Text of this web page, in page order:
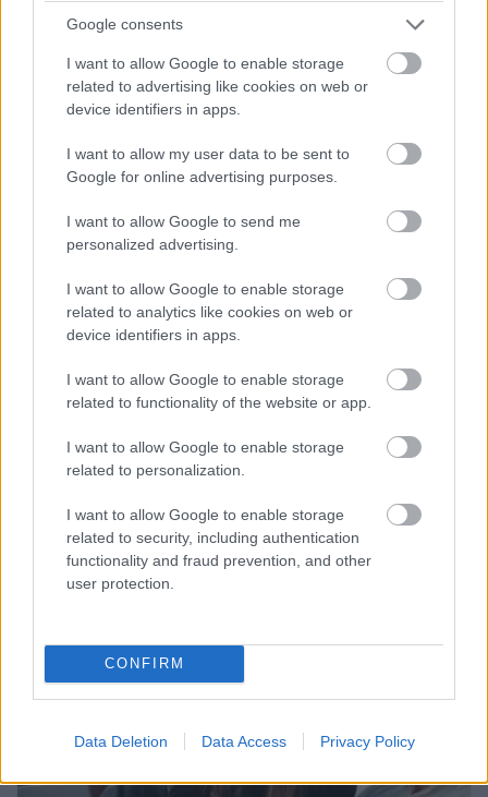
Google consents
I want to allow Google to enable storage
related to advertising like cookies on web or
device identifiers in apps.
I want to allow my user data to be sent to
Google for online advertising purposes.
I want to allow Google to send me
personalized advertising.
I want to allow Google to enable storage
related to analytics like cookies on web or
device identifiers in apps.
I want to allow Google to enable storage
related to functionality of the website or app.
I want to allow Google to enable storage
related to personalization.
I want to allow Google to enable storage
related to security, including authentication
functionality and fraud prevention, and other
user protection.
CONFIRM
Data Deletion Data Access Privacy Policy
Työsopimuslaki – tunnetko
työnantajan ja työntekijän
velvollisuudet ja oikeudet?
Jokaisen työnantajan ja työntekijän on
tärkeää tietää omat velvollisuutensa ja
oikeutensa ennen työsopimuksen
allekirjoittamista. Siksi työsopimuslain
keskeinen sisältö kannattaa tuntea....
LUE ARTIKKELI ⟶